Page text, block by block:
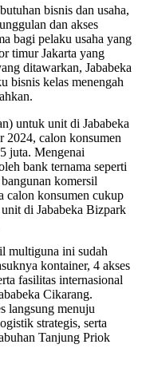
bisnis dan usaha,
dan akses
bagi pelaku usaha yang
timur Jakarta yang
ditawarkan, Jababeka
bisnis kelas menengah
untuk unit di Jababeka
2024, calon konsumen
juta. Mengenai
bank ternama seperti
komersil
calon konsumen cukup
di Jababeka Bizpark
multiguna ini sudah
kontainer, 4 akses
fasilitas internasional
Cikarang.
langsung menuju
strategis, serta
Tanjung Priok